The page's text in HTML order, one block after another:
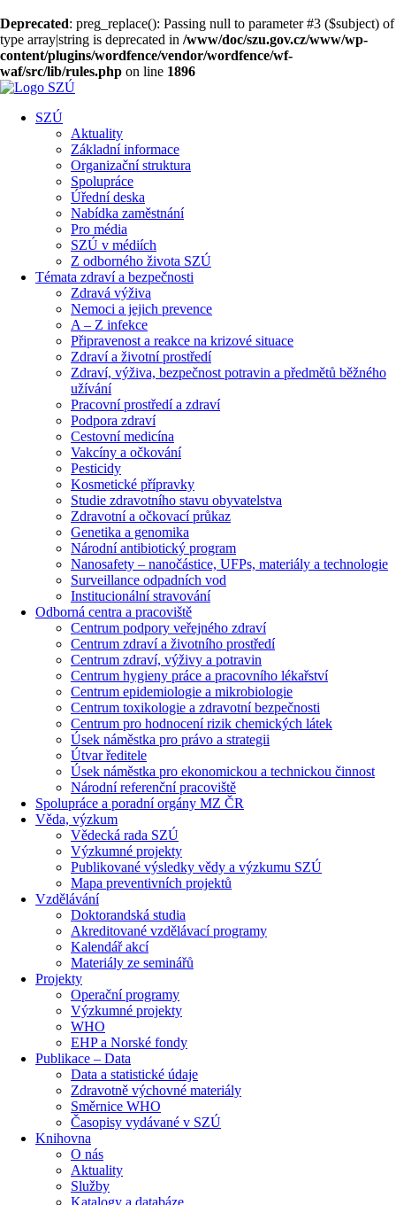
Deprecated: preg_replace(): Passing null to parameter #3 ($subject) of
type array|string is deprecated in /www/doc/szu.gov.cz/www/wp-
content/plugins/wordfence/vendor/wordfence/wf-
waf/src/lib/rules.php on line 1896
SZÚ
Aktuality
Základní informace
Organizační struktura
Spolupráce
Úřední deska
Nabídka zaměstnání
Pro média
SZÚ v médiích
Z odborného života SZÚ
Témata zdraví a bezpečnosti
Zdravá výživa
Nemoci a jejich prevence
A – Z infekce
Připravenost a reakce na krizové situace
Zdraví a životní prostředí
Zdraví, výživa, bezpečnost potravin a předmětů běžného
užívání
Pracovní prostředí a zdraví
Podpora zdraví
Cestovní medicína
Vakcíny a očkování
Pesticidy
Kosmetické přípravky
Studie zdravotního stavu obyvatelstva
Zdravotní a očkovací průkaz
Genetika a genomika
Národní antibiotický program
Nanosafety – nanočástice, UFPs, materiály a technologie
Surveillance odpadních vod
Institucionální stravování
Odborná centra a pracoviště
Centrum podpory veřejného zdraví
Centrum zdraví a životního prostředí
Centrum zdraví, výživy a potravin
Centrum hygieny práce a pracovního lékařství
Centrum epidemiologie a mikrobiologie
Centrum toxikologie a zdravotní bezpečnosti
Centrum pro hodnocení rizik chemických látek
Úsek náměstka pro právo a strategii
Útvar ředitele
Úsek náměstka pro ekonomickou a technickou činnost
Národní referenční pracoviště
Spolupráce a poradní orgány MZ ČR
Věda, výzkum
Vědecká rada SZÚ
Výzkumné projekty
Publikované výsledky vědy a výzkumu SZÚ
Mapa preventivních projektů
Vzdělávání
Doktorandská studia
Akreditované vzdělávací programy
Kalendář akcí
Materiály ze seminářů
Projekty
Operační programy
Výzkumné projekty
WHO
EHP a Norské fondy
Publikace – Data
Data a statistické údaje
Zdravotně výchovné materiály
Směrnice WHO
Časopisy vydávané v SZÚ
Knihovna
O nás
Aktuality
Služby
Katalogy a databáze